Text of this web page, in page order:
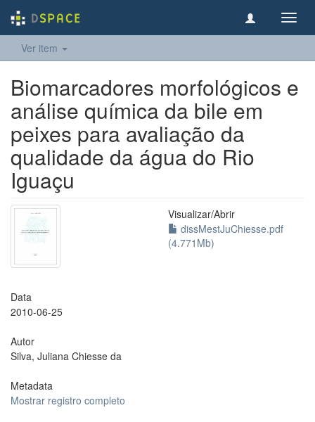
Ver item
Biomarcadores morfológicos e
análise química da bile em
peixes para avaliação da
qualidade da água do Rio
Iguaçu
Visualizar/Abrir
dissMestJuChiesse.pdf
(4.771Mb)
Data
2010-06-25
Autor
Silva, Juliana Chiesse da
Metadata
Mostrar registro completo